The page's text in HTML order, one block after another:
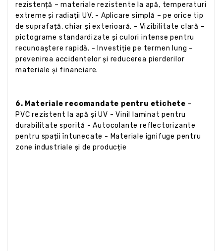
rezistență – materiale rezistente la apă, temperaturi
extreme și radiații UV. - Aplicare simplă – pe orice tip
de suprafață, chiar și exterioară. - Vizibilitate clară –
pictograme standardizate și culori intense pentru
recunoaștere rapidă. - Investiție pe termen lung –
prevenirea accidentelor și reducerea pierderilor
materiale și financiare.
6. Materiale recomandate pentru etichete -
PVC rezistent la apă și UV - Vinil laminat pentru
durabilitate sporită - Autocolante reflectorizante
pentru spații întunecate - Materiale ignifuge pentru
zone industriale și de producție